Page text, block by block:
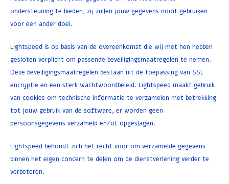
ondersteuning te bieden, zij zullen jouw gegevens nooit gebruiken
voor een ander doel.
Lightspeed is op basis van de overeenkomst die wij met hen hebben
gesloten verplicht om passende beveiligingsmaatregelen te nemen.
Deze beveiligingsmaatregelen bestaan uit de toepassing van SSL
encryptie en een sterk wachtwoordbeleid. Lightspeed maakt gebruik
van cookies om technische informatie te verzamelen met betrekking
tot jouw gebruik van de software, er worden geen
persoonsgegevens verzameld en/of opgeslagen.
Lightspeed behoudt zich het recht voor om verzamelde gegevens
binnen het eigen concern te delen om de dienstverlening verder te
verbeteren.